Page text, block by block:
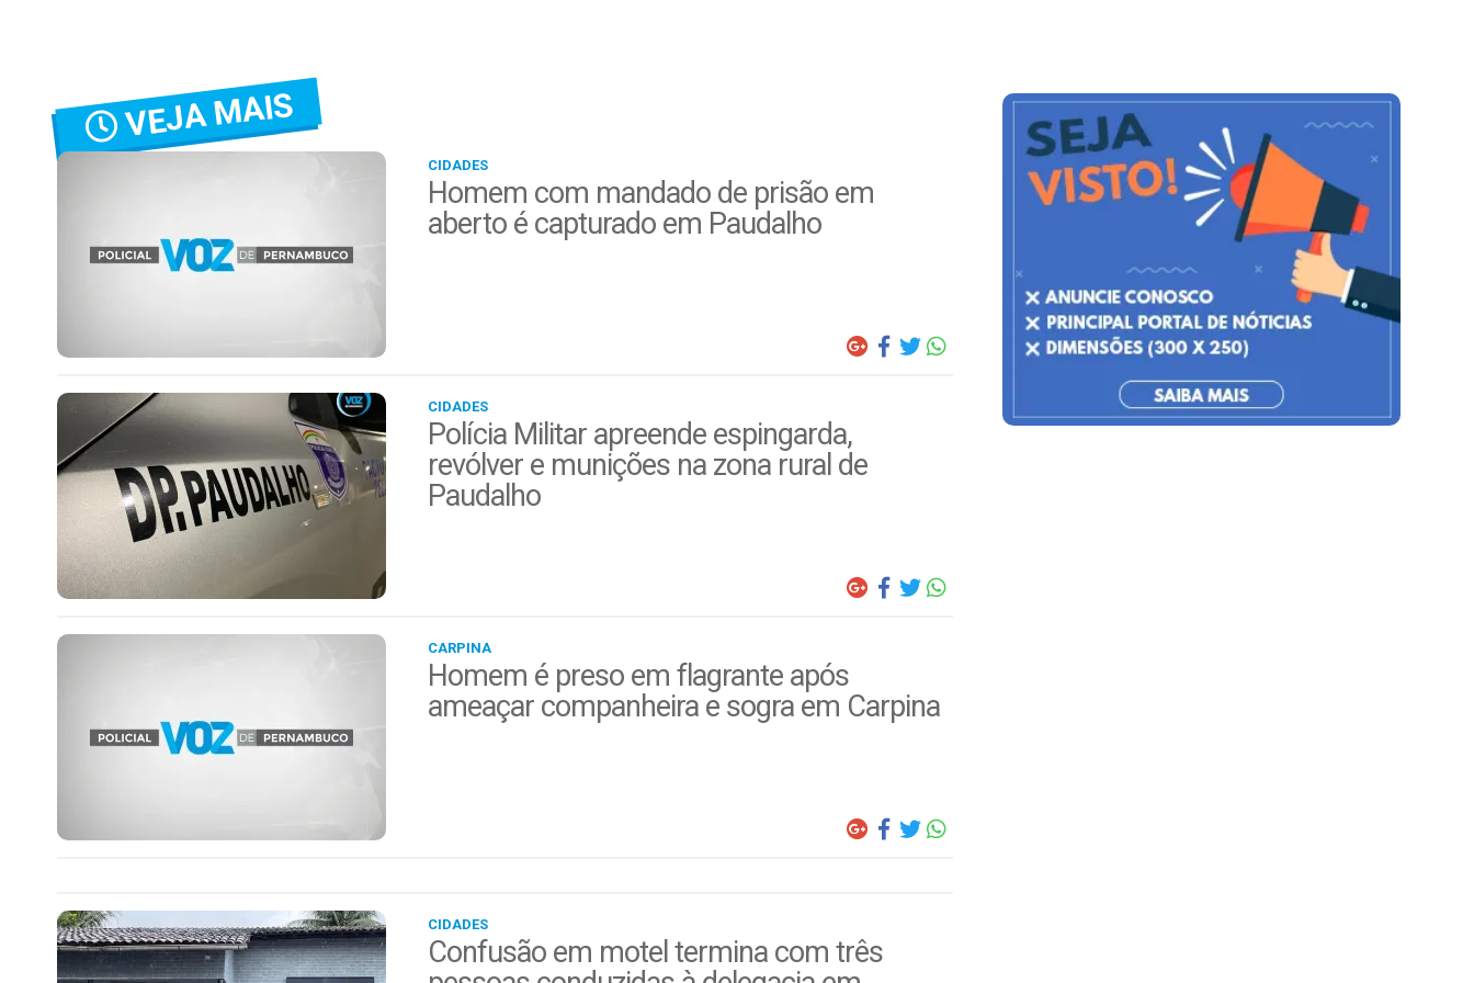
VEJA MAIS
CIDADES
Homem com mandado de prisão em
aberto é capturado em Paudalho
CIDADES
Polícia Militar apreende espingarda,
revólver e munições na zona rural de
Paudalho
CARPINA
Homem é preso em flagrante após
ameaçar companheira e sogra em Carpina
CIDADES
Confusão em motel termina com três